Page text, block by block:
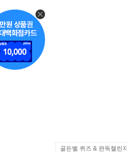
골든벨 퀴즈 & 완독챌린지